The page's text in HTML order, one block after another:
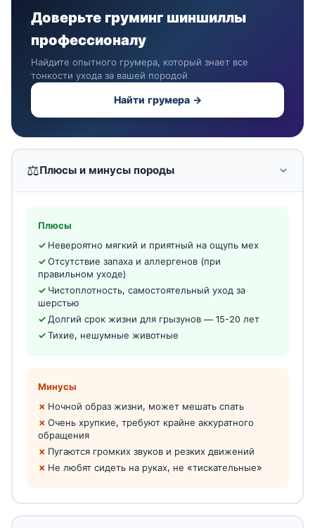
Доверьте груминг шиншиллы
профессионалу
Найдите опытного грумера, который знает все
тонкости ухода за вашей породой
Найти грумера →
⚖️Плюсы и минусы породы
Плюсы
Невероятно мягкий и приятный на ощупь мех
Отсутствие запаха и аллергенов (при
правильном уходе)
Чистоплотность, самостоятельный уход за
шерстью
Долгий срок жизни для грызунов — 15-20 лет
Тихие, нешумные животные
Минусы
Ночной образ жизни, может мешать спать
Очень хрупкие, требуют крайне аккуратного
обращения
Пугаются громких звуков и резких движений
Не любят сидеть на руках, не «тискательные»